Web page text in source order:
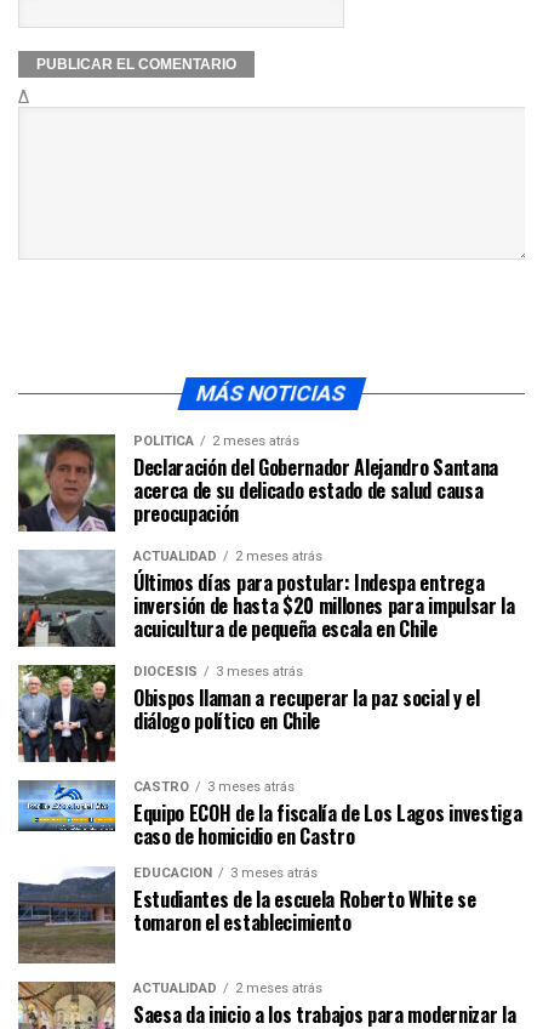
Δ
MÁS NOTICIAS
POLÍTICA 2 meses atrás
Declaración del Gobernador Alejandro Santana
acerca de su delicado estado de salud causa
preocupación
ACTUALIDAD 2 meses atrás
Últimos días para postular: Indespa entrega
inversión de hasta $20 millones para impulsar la
acuicultura de pequeña escala en Chile
DIÓCESIS 3 meses atrás
Obispos llaman a recuperar la paz social y el
diálogo político en Chile
CASTRO 3 meses atrás
Equipo ECOH de la fiscalía de Los Lagos investiga
caso de homicidio en Castro
EDUCACIÓN 3 meses atrás
Estudiantes de la escuela Roberto White se
tomaron el establecimiento
ACTUALIDAD 2 meses atrás
Saesa da inicio a los trabajos para modernizar la